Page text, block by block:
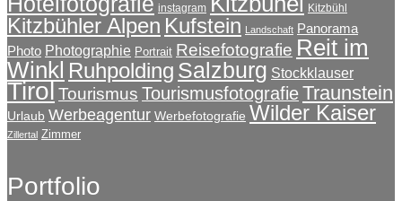
instagram Kitzbühl
Kitzbühler Alpen Kufstein Landschaft Panorama
Photo Photographie Portrait Reisefotografie Reit im
Winkl Ruhpolding Salzburg Stockklauser
TirolTourismus TourismusfotografieTraunstein
Urlaub Werbeagentur Werbefotografie Wilder Kaiser
Zillertal Zimmer
Portfolio